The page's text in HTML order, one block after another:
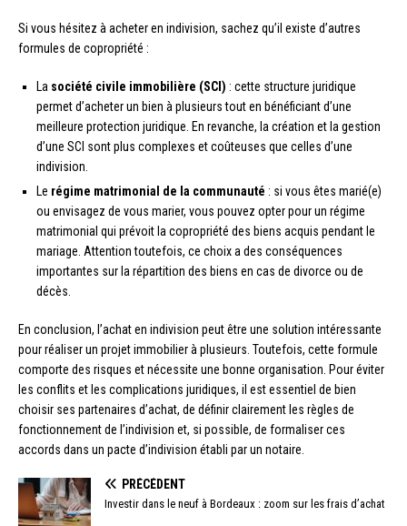
Si vous hésitez à acheter en indivision, sachez qu’il existe d’autres
formules de copropriété :
La société civile immobilière (SCI) : cette structure juridique
permet d’acheter un bien à plusieurs tout en bénéficiant d’une
meilleure protection juridique. En revanche, la création et la gestion
d’une SCI sont plus complexes et coûteuses que celles d’une
indivision.
Le régime matrimonial de la communauté : si vous êtes marié(e)
ou envisagez de vous marier, vous pouvez opter pour un régime
matrimonial qui prévoit la copropriété des biens acquis pendant le
mariage. Attention toutefois, ce choix a des conséquences
importantes sur la répartition des biens en cas de divorce ou de
décès.
En conclusion, l’achat en indivision peut être une solution intéressante
pour réaliser un projet immobilier à plusieurs. Toutefois, cette formule
comporte des risques et nécessite une bonne organisation. Pour éviter
les conflits et les complications juridiques, il est essentiel de bien
choisir ses partenaires d’achat, de définir clairement les règles de
fonctionnement de l’indivision et, si possible, de formaliser ces
accords dans un pacte d’indivision établi par un notaire.
PRÉCÉDENT
Investir dans le neuf à Bordeaux : zoom sur les frais d’achat